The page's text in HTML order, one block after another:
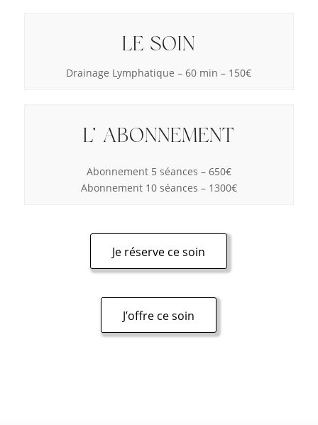
LE SOIN
Drainage Lymphatique – 60 min – 150€
L’ ABONNEMENT
Abonnement 5 séances – 650€
Abonnement 10 séances – 1300€
Je réserve ce soin
J’offre ce soin